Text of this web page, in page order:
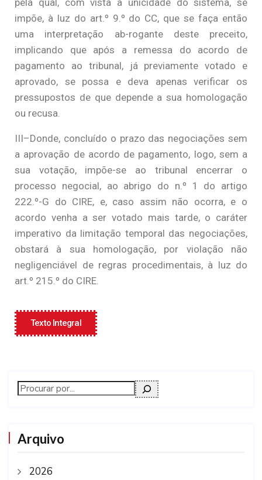
pela qual, com vista à unicidade do sistema, se
impõe, à luz do art.º 9.º do CC, que se faça então
uma interpretação ab-rogante deste preceito,
implicando que após a remessa do acordo de
pagamento ao tribunal, já previamente votado e
aprovado, se possa e deva apenas verificar os
pressupostos de que depende a sua homologação
ou recusa.
III–Donde, concluído o prazo das negociações sem
a aprovação de acordo de pagamento, logo, sem a
sua votação, impõe-se ao tribunal encerrar o
processo negocial, ao abrigo do n.º 1 do artigo
222.º-G do CIRE, e, caso assim não ocorra, e o
acordo venha a ser votado mais tarde, o caráter
imperativo da limitação temporal das negociações,
obstará à sua homologação, por violação não
negligenciável de regras procedimentais, à luz do
art.º 215.º do CIRE.
Texto Integral
Arquivo
2026